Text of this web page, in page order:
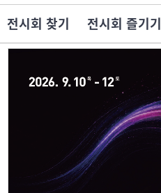
전시회 찾기 전시회 즐기기